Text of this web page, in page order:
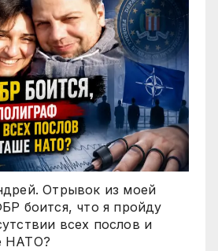
Отрывок из моей
боится, что я пройду
всех послов и
НАТО?